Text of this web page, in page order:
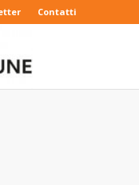
Contatti